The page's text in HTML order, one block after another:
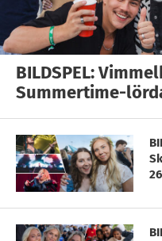
BILDSPEL:
Summertime-